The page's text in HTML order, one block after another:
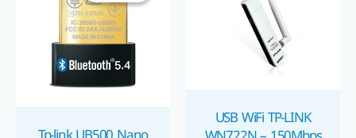
USB WiFi TP-LINK
540,00.
475,00.